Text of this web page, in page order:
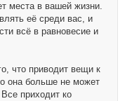
места в вашей жизни.
её среди вас, и
всё в равновесие и
что приводит вещи к
она больше не может
приходит ко